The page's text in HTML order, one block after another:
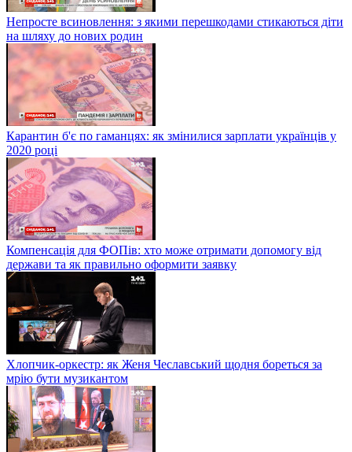
Непросте всиновлення: з якими перешкодами стикаються діти
на шляху до нових родин
Карантин б'є по гаманцях: як змінилися зарплати українців у
2020 році
Компенсація для ФОПів: хто може отримати допомогу від
держави та як правильно оформити заявку
Хлопчик-оркестр: як Женя Чеславський щодня бореться за
мрію бути музикантом